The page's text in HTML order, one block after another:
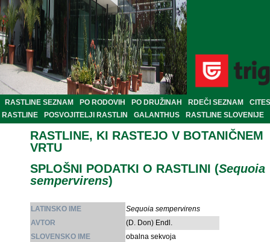
RASTLINE SEZNAM PO RODOVIH PO DRUŽINAH RDEČI SEZNAM
CITES
RASTLINE
POSVOJITELJI RASTLIN GALANTHUS RASTLINE SLOVENIJE
RASTLINE, KI RASTEJO V BOTANIČNEM
VRTU
SPLOŠNI PODATKI O RASTLINI (Sequoia
sempervirens)
LATINSKO IME
Sequoia sempervirens
AVTOR
(D. Don) Endl.
SLOVENSKO IME
obalna sekvoja